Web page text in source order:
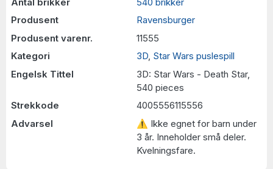
Produsent
Ravensburger
Produsent varenr.
11555
Kategori
3D, Star Wars puslespill
Engelsk Tittel
3D: Star Wars - Death Star,
540 pieces
Strekkode
4005556115556
Advarsel
⚠ Ikke egnet for barn under
3 år. Inneholder små deler.
Kvelningsfare.